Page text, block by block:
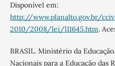
Disponível em:
http://www.planalto.gov.br/
2010/2008/lei/l11645.htm.
BRASIL. Ministério da
Nacionais para a Educação das